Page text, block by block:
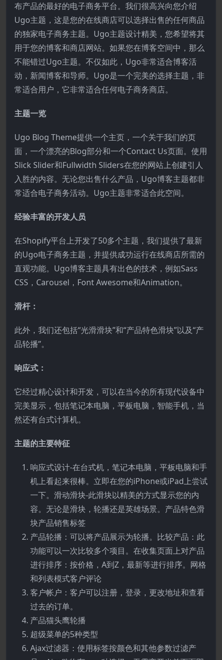
布产品的最好的电子商务平台。我们很高兴向您介绍
Ugo主题，这是您的在线商店可以选择出售的任何商品
的独家电子商务主题。Ugo主题设计精美，您希望将其
用于您的博客和商店网站。如果您在博客空间中，那么
不能错过Ugo主题。不仅如此，Ugo非常适合博客活
动，新闻博客和导师。Ugo是一个完美的选择主题，非
常适合用户，它非常适合任何电子商务商店。
主题一览
Ugo Blog Theme提供一个主页，一个关于我们的页
面，一个漂亮的Blog部分和一个Contact Us页面。使用
Slick Slider和Fullwidth Sliders在您的网站上创建引人
入胜的内容。无论您出售什么产品，Ugo博客主题都非
常适合电子商务活动。Ugo主题非常适合此空间。
经验丰富的开发人员
在Shopify平台上开发了50多个主题，我们提供了最新
的Ugo电子商务主题，并提供成功运行在线商店所需的
直观功能。Ugo博客主题具有出色的技术，例如Sass
CSS，Carousel，Font Awesome和Animation。
滑杆：
此外，我们还包括“光滑滑块”和“产品特色滑块”以及“产
品轮播”。
响应式：
它经过精心设计和开发，可以在当今的所有现代设备中
完美显示，包括笔记本电脑，平板电脑，智能手机，当
然还有台式计算机。
主题的主要特征
响应式设计-在台式机，笔记本电脑，平板电脑和手
机上看起来很棒。立即在您的iPhone或iPad上尝试
一下。滑动滑块-此滑块以精美的方式显示您的内
容。无论是滑块，轮播还是英雄场景。产品特色滑
块产品销售标签
产品轮播：可以将产品展示为轮播。比较产品：此
功能可以一次比较多个项目。在收集页面上对产品
进行排序：按价格，A到Z，最新等进行排序。网格
和列表模式客户评论
客户帐户：客户可以注册，登录，更改地址和查看
过去的订单。
产品猫头鹰轮播
超级菜单的5种类型
Ajax过滤器：使用标签按颜色和其他参数过滤产